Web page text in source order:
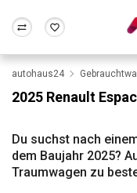
Wir bewerten dein Auto
Frankfurt Wuppertal
autohaus24
2025 Renault
Du suchst nach
dem Baujahr 2025?
Traumwagen zu